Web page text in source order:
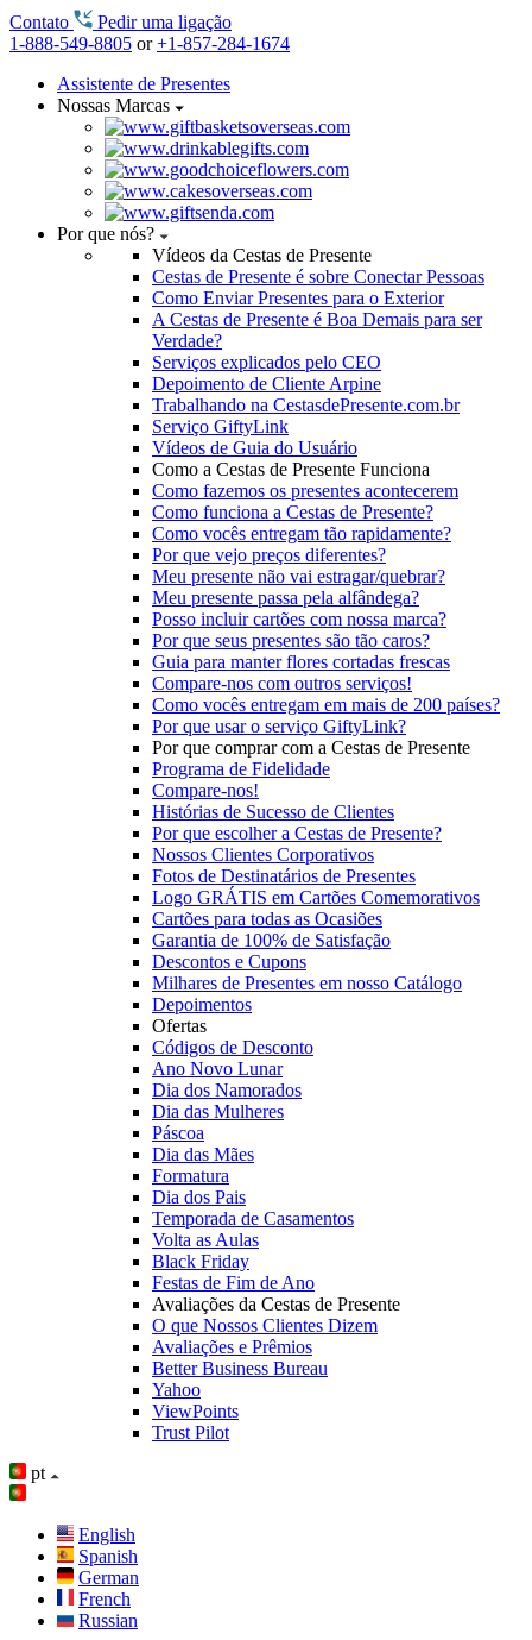
Contato
Pedir uma ligação
1-888-549-8805 or+1-857-284-1674
Assistente de Presentes
Nossas Marcas
Por que nós?
Vídeos da Cestas de Presente
Cestas de Presente é sobre Conectar Pessoas
Como Enviar Presentes para o Exterior
A Cestas de Presente é Boa Demais para ser
Verdade?
Serviços explicados pelo CEO
Depoimento de Cliente Arpine
Trabalhando na CestasdePresente.com.br
Serviço GiftyLink
Vídeos de Guia do Usuário
Como a Cestas de Presente Funciona
Como fazemos os presentes acontecerem
Como funciona a Cestas de Presente?
Como vocês entregam tão rapidamente?
Por que vejo preços diferentes?
Meu presente não vai estragar/quebrar?
Meu presente passa pela alfândega?
Posso incluir cartões com nossa marca?
Por que seus presentes são tão caros?
Guia para manter flores cortadas frescas
Compare-nos com outros serviços!
Como vocês entregam em mais de 200 países?
Por que usar o serviço GiftyLink?
Por que comprar com a Cestas de Presente
Programa de Fidelidade
Compare-nos!
Histórias de Sucesso de Clientes
Por que escolher a Cestas de Presente?
Nossos Clientes Corporativos
Fotos de Destinatários de Presentes
Logo GRÁTIS em Cartões Comemorativos
Cartões para todas as Ocasiões
Garantia de 100% de Satisfação
Descontos e Cupons
Milhares de Presentes em nosso Catálogo
Depoimentos
Ofertas
Códigos de Desconto
Ano Novo Lunar
Dia dos Namorados
Dia das Mulheres
Páscoa
Dia das Mães
Formatura
Dia dos Pais
Temporada de Casamentos
Volta as Aulas
Black Friday
Festas de Fim de Ano
Avaliações da Cestas de Presente
O que Nossos Clientes Dizem
Avaliações e Prêmios
Better Business Bureau
Yahoo
ViewPoints
Trust Pilot
pt
English
Spanish
German
French
Russian